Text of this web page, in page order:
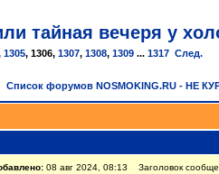
тайная вечеря у
1305, 1306, 1307, 1308, 1309 ... 1317 След.
Список форумов NOSMOKING.RU - НЕ
08 авг 2024, 08:13 Заголовок